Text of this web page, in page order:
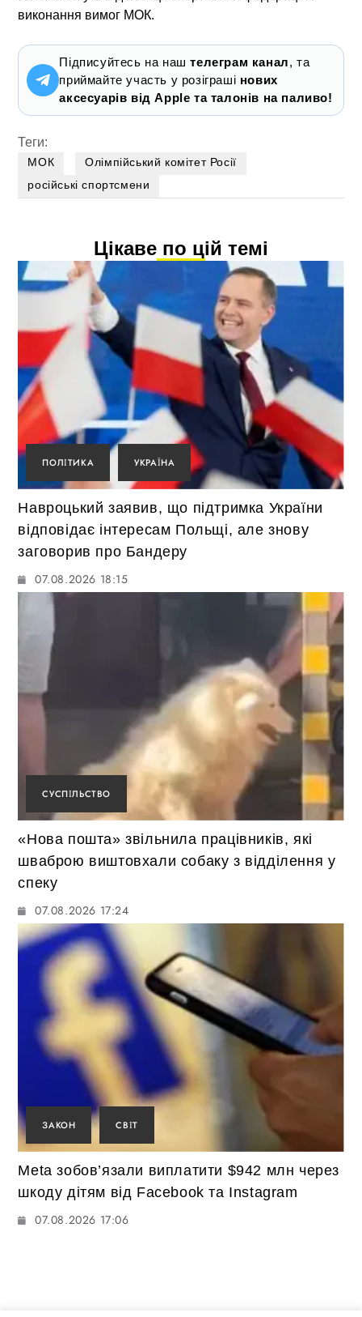
виконання вимог МОК.
Підписуйтесь на наштелеграм канал, та
приймайте участь у розіграші нових
аксесуарів від Apple та талонів на паливо!
Теги:
МОК
Олімпійський комітет Росії
російські спортсмени
Цікаве по цій темі
ПОЛІТИКА УКРАЇНА
Навроцький заявив, що підтримка України
відповідає інтересам Польщі, але знову
заговорив про Бандеру
07.08.2026 18:15
СУСПІЛЬСТВО
«Нова пошта» звільнила працівників, які
шваброю виштовхали собаку з відділення у
спеку
07.08.2026 17:24
ЗАКОН СВІТ
Meta зобов’язали виплатити $942 млн через
шкоду дітям від Facebook та Instagram
07.08.2026 17:06